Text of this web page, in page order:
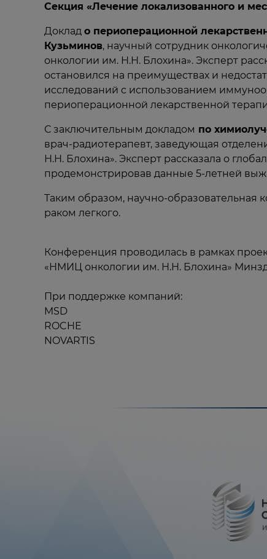
Секция «Лечение локализованного и
Доклад о периоперационной
Кузьминов, научный сотрудник
онкологии им. Н.Н. Блохина». Эксперт
остановился на преимуществах и
исследований с использованием
периоперационной лекарственной
С заключительным докладом по
врач-радиотерапевт, заведующая
Н.Н. Блохина». Эксперт рассказала о
продемонстрировав данные 5-летней
Таким образом, научно-
раком легкого.
Конференция проводилась в рамках
«НМИЦ онкологии им. Н.Н. Блохина»
При поддержке компаний:
MSD
ROCHE
NOVARTIS